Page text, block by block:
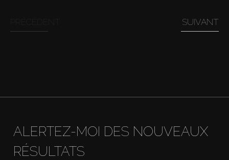
Louer
About Us
SUIVANT
ALERTEZ-MOI DES NOUVEAUX
RÉSULTATS